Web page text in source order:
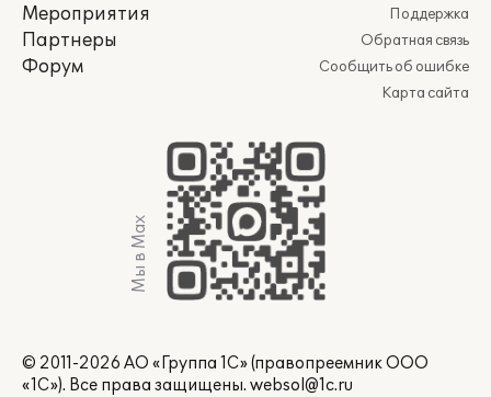
Мероприятия
Партнеры
Форум
Поддержка
Обратная связь
Сообщить об ошибке
Карта сайта
Мы в Max
© 2011-2026 АО «Группа 1С» (правопреемник ООО
«1С»). Все права защищены. websol@1c.ru